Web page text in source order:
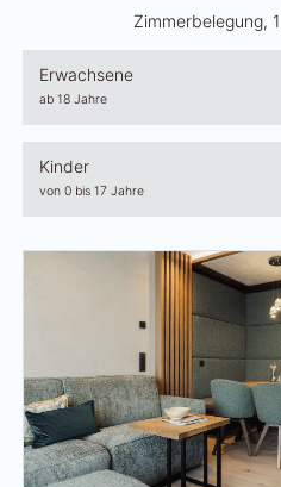
Zimmerbelegung,
Erwachsene
ab 18 Jahre
Kinder
von 0 bis 17 Jahre